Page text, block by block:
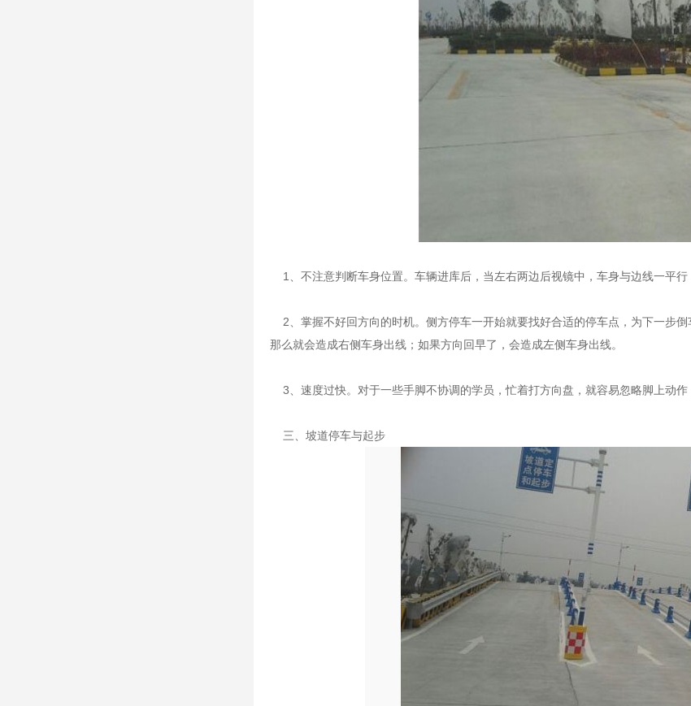
1、不注意判断车身位置。车辆进库后，当左右两边后视镜中，车身与边线一平行
2、掌握不好回方向的时机。侧方停车一开始就要找好合适的停车点，为下一步
那么就会造成右侧车身出线；如果方向回早了，会造成左侧车身出线。
3、速度过快。对于一些手脚不协调的学员，忙着打方向盘，就容易忽略脚上动作
三、坡道停车与起步